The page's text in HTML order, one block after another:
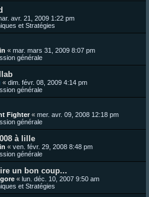
avr. 21, 2009 1:22 pm
et Stratégies
« mar. mars 31, 2009 8:07 pm
générale
« dim. févr. 08, 2009 4:14 pm
générale
Fighter« mer. avr. 09, 2008 12:18 pm
générale
à lille
« ven. févr. 29, 2008 8:48 pm
générale
un bon coup...
« lun. déc. 10, 2007 9:50 am
et Stratégies